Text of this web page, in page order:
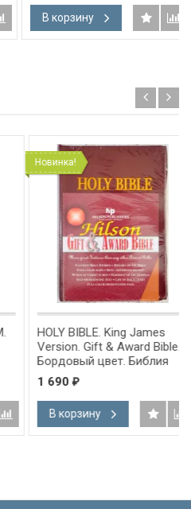
В корзину
Новинка!
HOLY BIBLE. King James
Version. Gift & Award Bible.
Бордовый цвет. Библия
Короля Иакова на
английском языке.
Словарь, карты, закладка,
подарочная вкладка, слова
Иисуса выделены красным
1 690₽
В корзину